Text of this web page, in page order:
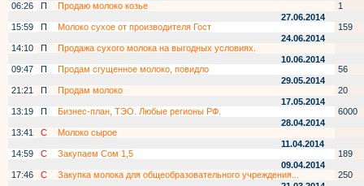
06:26
П Продаю молоко козье
1
27.06.2014
15:59
П Молоко сухое от производителя Гост
159
24.06.2014
14:10
П
Продажа сухого молока на выгодных условиях.
10.06.2014
09:47
П Продам сгущенное молоко, повидло
56
29.05.2014
21:21
П Продам молоко
20
17.05.2014
13:19
П Бизнес-план, ТЭО. Любые регионы РФ.
6000
28.04.2014
13:41
С
Молоко сырое
11.04.2014
14:59
С Закупаем Сом 1,5
189
09.04.2014
17:46
С Закупка молока для общеобразовательного учреждения...
250